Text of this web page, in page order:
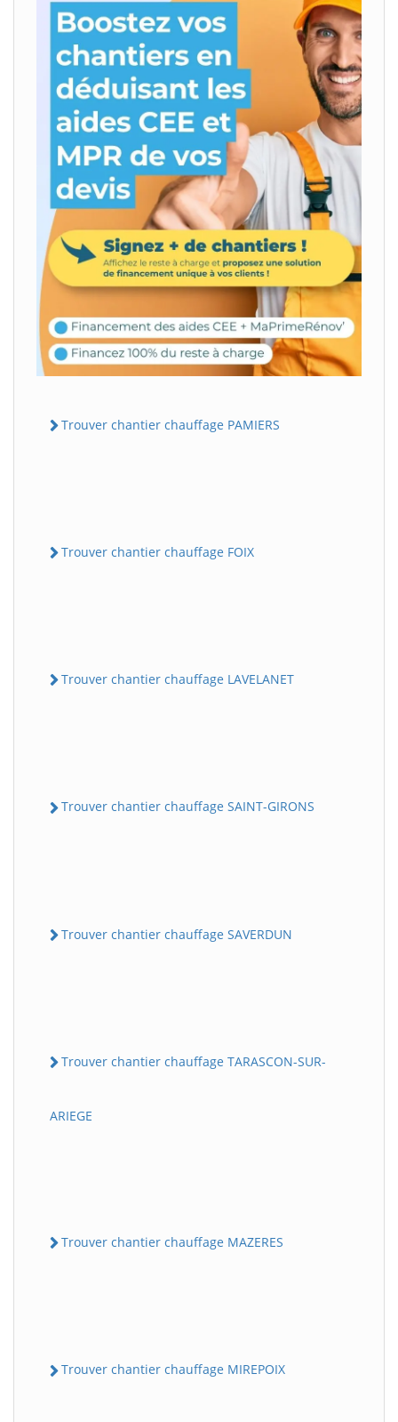
Trouver chantier chauffage PAMIERS
Trouver chantier chauffage FOIX
Trouver chantier chauffage LAVELANET
Trouver chantier chauffage SAINT-GIRONS
Trouver chantier chauffage SAVERDUN
Trouver chantier chauffage TARASCON-SUR-
ARIEGE
Trouver chantier chauffage MAZERES
Trouver chantier chauffage MIREPOIX